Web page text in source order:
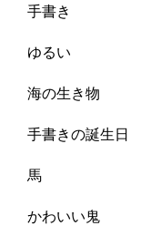
手書き
ゆるい
海の生き物
手書きの誕生日
馬
かわいい鬼